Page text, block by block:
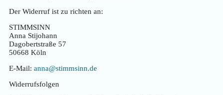
Der Widerruf ist zu richten an:
STIMMSINN
Anna Stijohann
Dagobertstraße 57
50668 Köln
E-Mail: anna@stimmsinn.de
Widerrufsfolgen